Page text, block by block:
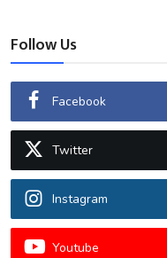
उपन्यास
सिनेमा
शायरी
ग़ज़ल
Follow Us
Facebook
Twitter
Instagram
Youtube